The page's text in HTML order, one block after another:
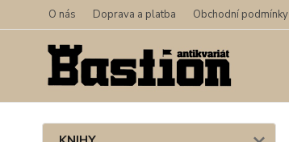
O nás Doprava a platba Obchodní podmínky